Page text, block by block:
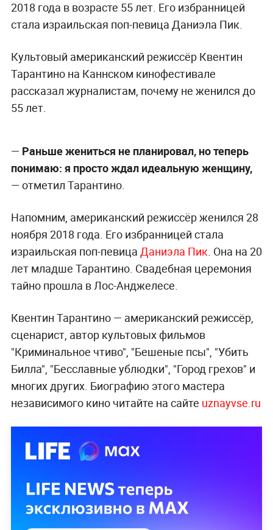
2018 года в возрасте 55 лет. Его избранницей
стала израильская поп-певица Даниэла Пик.
Культовый американский режиссёр Квентин
Тарантино на Каннском кинофестивале
рассказал журналистам, почему не женился до
55 лет.
— Раньше жениться не планировал, но теперь
понимаю: я просто ждал идеальную женщину,
— отметил Тарантино.
Напомним, американский режиссёр женился 28
ноября 2018 года. Его избранницей стала
израильская поп-певица Даниэла Пик. Она на 20
лет младше Тарантино. Свадебная церемония
тайно прошла в Лос-Анджелесе.
Квентин Тарантино — американский режиссёр,
сценарист, автор культовых фильмов
"Криминальное чтиво", "Бешеные псы", "Убить
Билла", "Бесславные ублюдки", "Город грехов" и
многих других. Биографию этого мастера
независимого кино читайте на сайте uznayvse.ru